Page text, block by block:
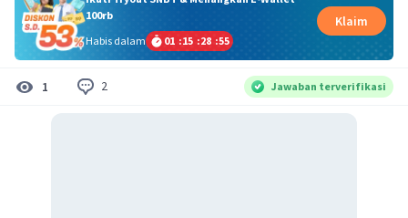
100rb
Habis dalam
01 :15 :28 :54
Klaim
1 2 Jawaban terverifikasi